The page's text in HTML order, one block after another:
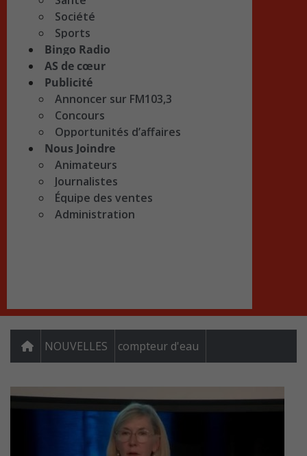
Société
Sports
Bingo Radio
AS de cœur
Publicité
Annoncer sur FM103,3
Concours
Opportunités d’affaires
Nous Joindre
Animateurs
Journalistes
Équipe des ventes
Administration
NOUVELLES compteur d'eau